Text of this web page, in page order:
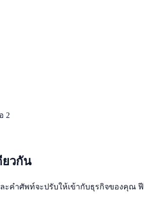
2
ยวกัน
ะคำศัพท์จะปรับให้เข้ากับธุรกิจของคุณ ฟี